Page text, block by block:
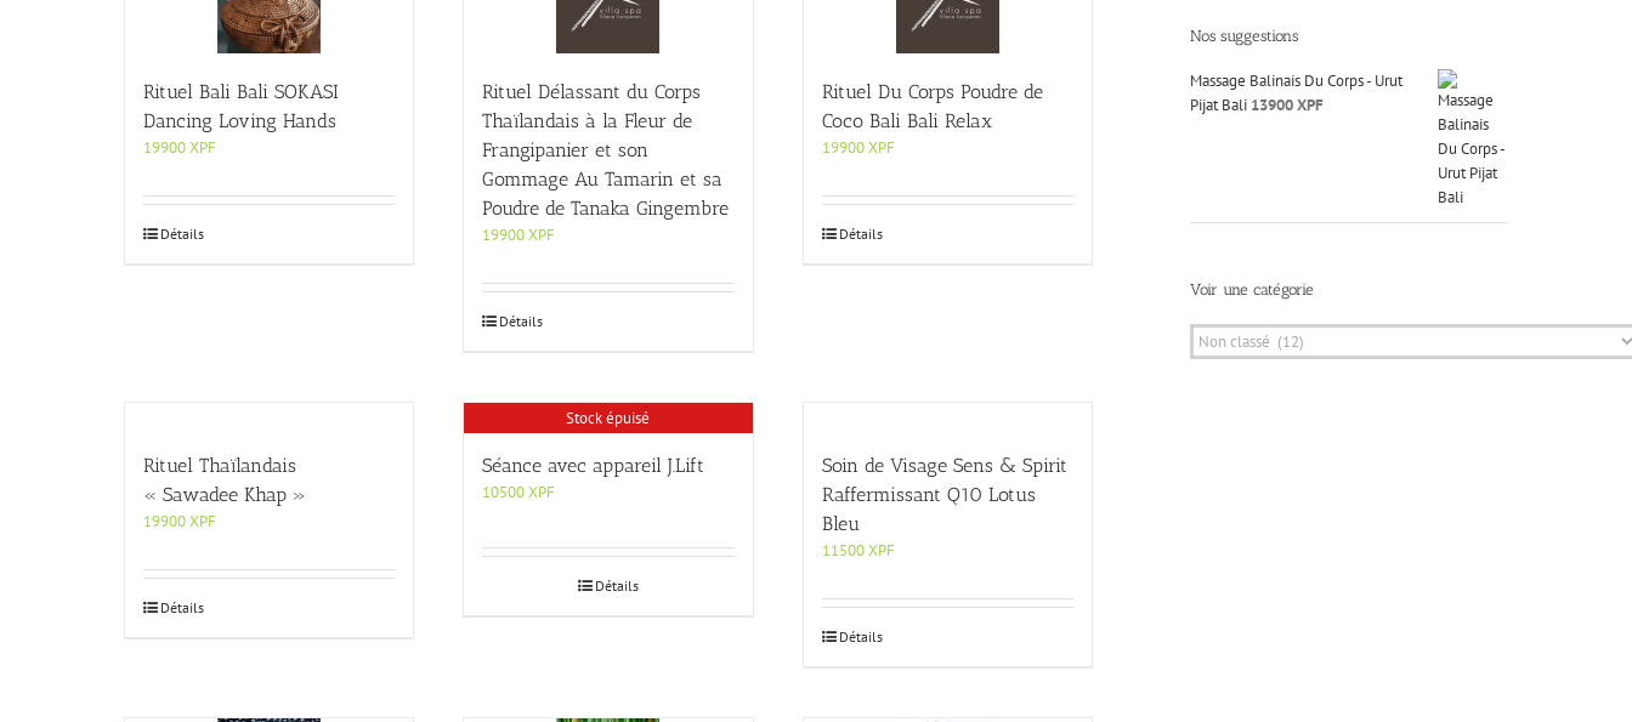
Rituel Bali Bali SOKASI
Dancing Loving Hands
19900XPF
Détails
Rituel Délassant du Corps
Thaïlandais à la Fleur de
Frangipanier et son
Gommage Au Tamarin et sa
Poudre de Tanaka Gingembre
19900XPF
Détails
Rituel Du Corps Poudre de
Coco Bali Bali Relax
19900XPF
Détails
Rituel Thaïlandais
« Sawadee Khap »
19900XPF
Détails
Stock épuisé
Séance avec appareil J.Lift
10500XPF
Détails
Soin de Visage Sens & Spirit
Raffermissant Q10 Lotus
Bleu
11500XPF
Détails
Nos suggestions
Massage Balinais Du Corps - Urut
Pijat Bali 13900XPF
Voir une catégorie